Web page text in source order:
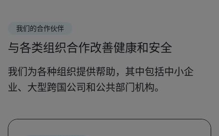
我们的合作伙伴
与各类组织合作改善健康和安全
我们为各种组织提供帮助，其中包括中小企
业、大型跨国公司和公共部门机构。